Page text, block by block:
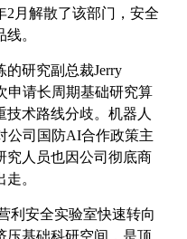
2月解散了该部门，安全
。
研究副总裁Jerry
申请长周期基础研究算
术路线分歧。机器人
公司国防AI合作政策主
究人员也因公司彻底商
。
利安全实验室快速转向
压基础科研空间，是顶